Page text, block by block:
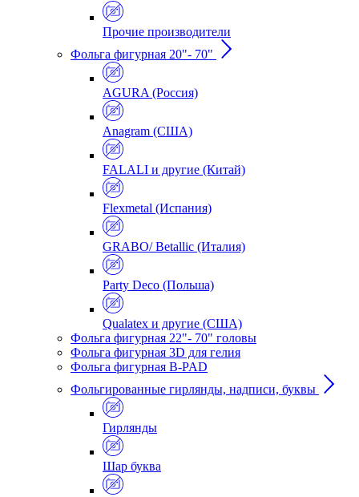
Прочие производители
Фольга фигурная 20"- 70"
AGURA (Россия)
Anagram (США)
FALALI и другие (Китай)
Flexmetal (Испания)
GRABO/ Betallic (Италия)
Party Deco (Польша)
Qualatex и другие (США)
Фольга фигурная 22"- 70" головы
Фольга фигурная 3D для гелия
Фольга фигурная B-PAD
Фольгированные гирлянды, надписи, буквы
Гирлянды
Шар буква